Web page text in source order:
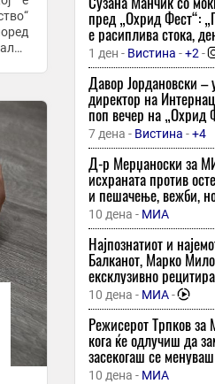
тридневниот
фестивал со
изведувачи
4 часа -МИА
Делчево ја
соработката со
Италија
4 часа - МИА
Неделата на младите
работилници,
дебати за
4 часа - МИА
МВР: Превентивни
спречување пожари
деликти, како и за
во сообраќајот
4 часа - МИА
Лишен од слобода
управувал возило без
поради физички напад
4 часа - МИА
пред „Охрид Фест“:
е расиплива стока,
утре те нема никаде“!
1 ден - Вистина -+2 -
Давор Јордановски –
директор на
поп вечер на „Охрид
Охридски трубадури“:
копираме светските
сакаме ние да бидеме
инспирација“
7 дена - Вистина -+4
Д-р Мерџаноски за
исхраната против
и пешачење, вежби,
тежина и без цигари и
10 дена - МИА
Најпознатиот и
Балканот, Марко
ексклузивно
за МИА: „Подигнете го
сте се наежиле од
е!“
10 дена - МИА -
Режисерот Трпков за
кога ќе одлучиш да
засекогаш се менуваш
10 дена - МИА